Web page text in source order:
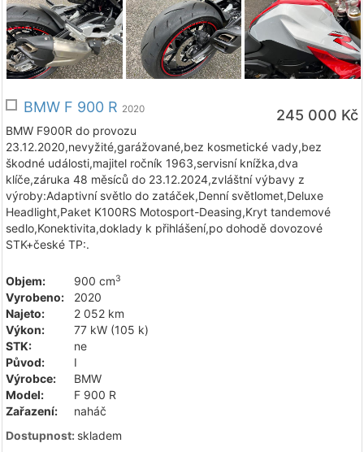
245 000 Kč
BMW F 900 R 2020
BMW F900R do provozu
23.12.2020,nevyžité,garážované,bez kosmetické vady,bez
škodné události,majitel ročník 1963,servisní knížka,dva
klíče,záruka 48 měsíců do 23.12.2024,zvláštní výbavy z
výroby:Adaptivní světlo do zatáček,Denní světlomet,Deluxe
Headlight,Paket K100RS Motosport-Deasing,Kryt tandemové
sedlo,Konektivita,doklady k přihlášení,po dohodě dovozové
STK+české TP:.
Objem: 900 cm3
Vyrobeno:
2020
Najeto:
2 052 km
Výkon:
77 kW (105 k)
STK:
ne
Původ:
I
Výrobce:
BMW
Model:
F 900 R
Zařazení:
naháč
Dostupnost: skladem